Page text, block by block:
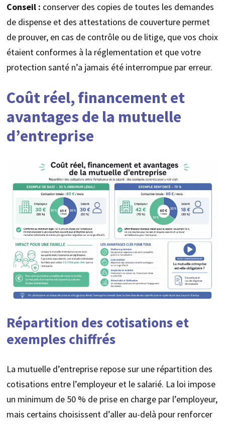
Conseil : conserver des copies de toutes les demandes
de dispense et des attestations de couverture permet
de prouver, en cas de contrôle ou de litige, que vos choix
étaient conformes à la réglementation et que votre
protection santé n’a jamais été interrompue par erreur.
Coût réel, financement et
avantages de la mutuelle
d’entreprise
Répartition des cotisations et
exemples chiffrés
La mutuelle d’entreprise repose sur une répartition des
cotisations entre l’employeur et le salarié. La loi impose
un minimum de 50 % de prise en charge par l’employeur,
mais certains choisissent d’aller au-delà pour renforcer